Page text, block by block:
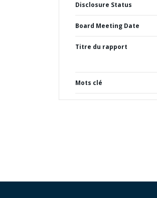
Disclosure Status
Board Meeting Date
Titre du rapport
Mots clé